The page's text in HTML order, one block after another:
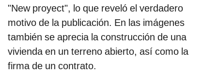
"New proyect", lo que reveló el verdadero
motivo de la publicación. En las imágenes
también se aprecia la construcción de una
vivienda en un terreno abierto, así como la
firma de un contrato.